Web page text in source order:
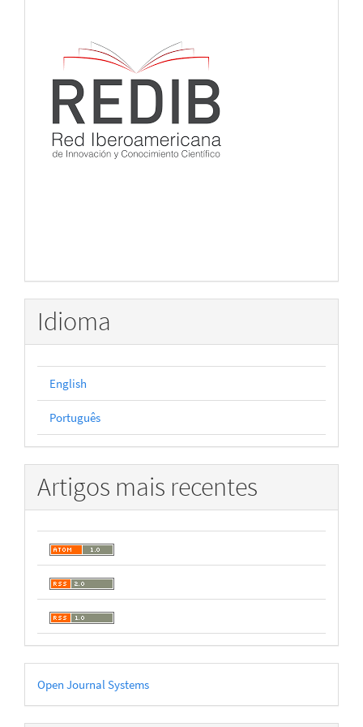
Idioma
English
Português
Artigos mais recentes
Desenvolvido
por
Open Journal Systems